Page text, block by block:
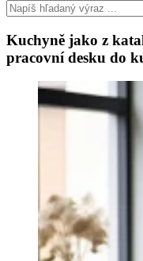
Kuchyně jako z
pracovní desku do